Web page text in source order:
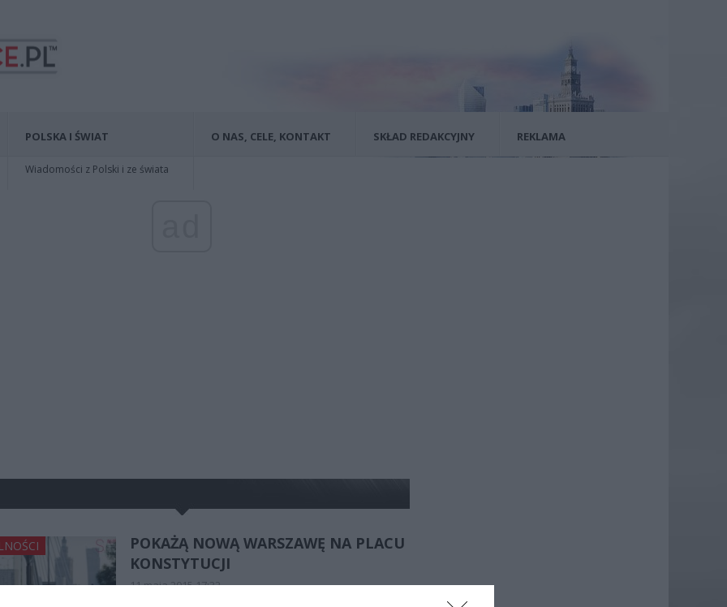
POLSKA I ŚWIAT
Wiadomości z Polski i ze świata
O NAS, CELE, KONTAKT SKŁAD REDAKCYJNY REKLAMA
POKAŻĄ NOWĄ WARSZAWĘ NA PLACU
KONSTYTUCJI
11 maja 2015 17:32